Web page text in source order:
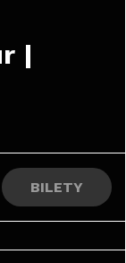
|
BILETY